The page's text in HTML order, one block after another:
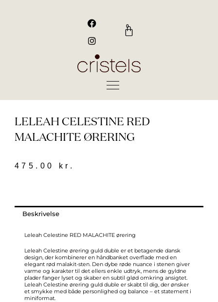
F
a
c
e
b
o
I
n
s
t
a
g
0
Kurv
LELEAH CELESTINE RED
MALACHITE ØRERING
475.00 kr.
Beskrivelse
Leleah Celestine RED MALACHITE ørering
Leleah Celestine ørering guld duble er et betagende dansk
design, der kombinerer en håndbanket overflade med en
elegant rød malakit-sten. Den dybe røde nuance i stenen giver
varme og karakter til det ellers enkle udtryk, mens de gyldne
plader fanger lyset og skaber en subtil glød omkring ansigtet.
Leleah Celestine ørering guld duble er skabt til dig, der ønsker
et smykke med både personlighed og balance – et statement i
miniformat.